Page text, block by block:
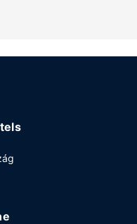
poggyászok tárolása
parkolás biztosított a